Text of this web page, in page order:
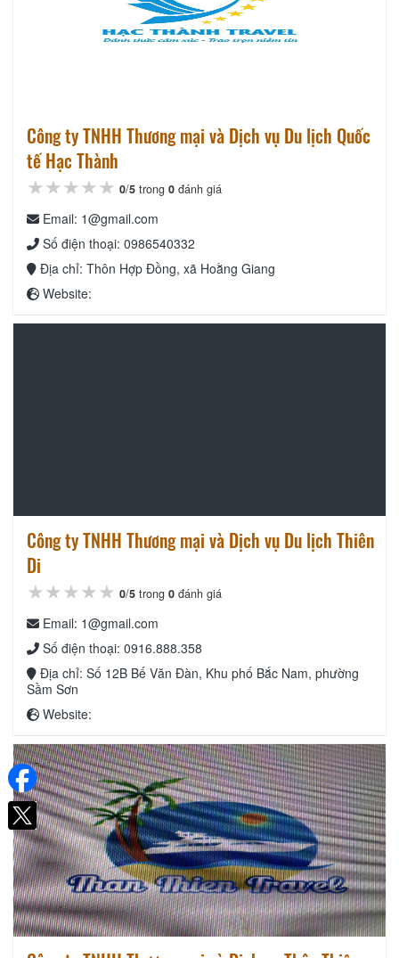
Công ty TNHH Thương mại và Dịch vụ Du lịch Quốc
tế Hạc Thành
★★★★★
★★★★★
★★★★★ 0/5 trong 0 đánh giá
Email: 1@gmail.com
Số điện thoại: 0986540332
Địa chỉ: Thôn Hợp Đồng, xã Hoằng Giang
Website:
Công ty TNHH Thương mại và Dịch vụ Du lịch Thiên
Di
★★★★★
★★★★★
★★★★★ 0/5 trong 0 đánh giá
Email: 1@gmail.com
Số điện thoại: 0916.888.358
Địa chỉ: Số 12B Bế Văn Đàn, Khu phố Bắc Nam, phường
Sầm Sơn
Website: